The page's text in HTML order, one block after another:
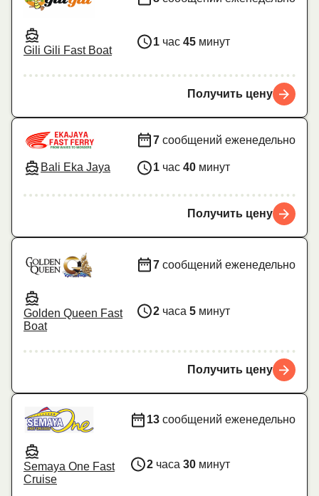
Gili Gili Fast Boat
1 час 45 минут
Получить цену
Bali Eka Jaya
7 сообщений еженедельно
1 час 40 минут
Получить цену
Golden Queen Fast
Boat
7 сообщений еженедельно
2 часа 5 минут
Получить цену
Semaya One Fast
Cruise
13 сообщений еженедельно
2 часа 30 минут